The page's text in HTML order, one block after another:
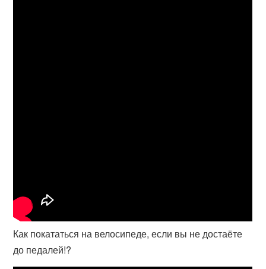
Как покататься на велосипеде, если вы не достаёте
до педалей!?